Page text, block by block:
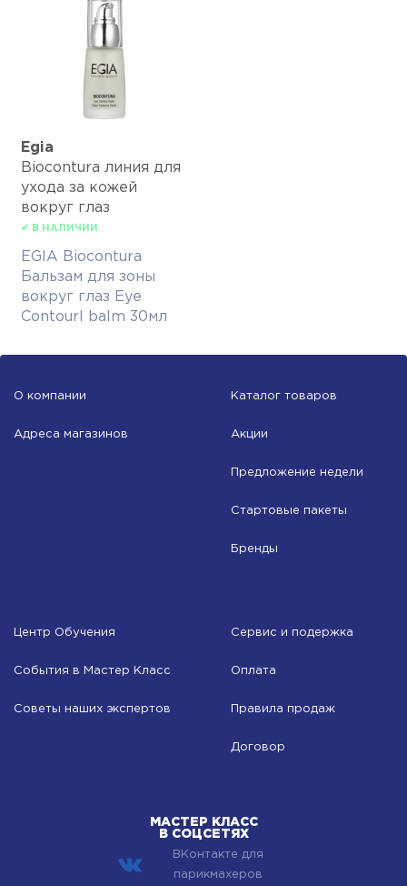
Egia
Biocontura линия для
ухода за кожей
вокруг глаз
✔ В НАЛИЧИИ
EGIA Biocontura
Бальзам для зоны
вокруг глаз Eye
Contourl balm 30мл
О компании
Адреса магазинов
Каталог товаров
Акции
Предложение недели
Стартовые пакеты
Бренды
Центр Обучения
События в Мастер Класс
Советы наших экспертов
Сервис и подержка
Оплата
Правила продаж
Договор
МАСТЕР КЛАСС
В СОЦСЕТЯХ
ВКонтакте для
парикмахеров